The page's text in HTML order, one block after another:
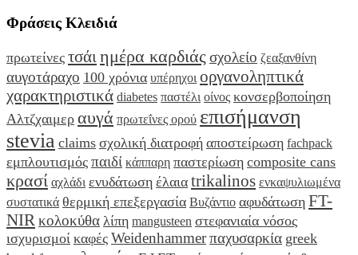
Φράσεις Κλειδιά
πρωτείνες τσάι ημέρα καρδιάς σχολείο ζεαξανθίνη
αυγοτάραχο 100 χρόνια υπέρηχοι οργανοληπτικά
χαρακτηριστικά diabetes παστέλι οίνος κονσερβοποίηση
Αλτζχαιμερ αυγά πρωτεΐνες ορού επισήμανση
stevia claims σχολική διατροφή αποστείρωση fachpack
εμπλουτισμός παιδί κάππαρη παστερίωση composite cans
κρασί αχλάδι ενυδάτωση έλαια trikalinos ενκαψυλιωμένα
συστατικά θερμική επεξεργασία Βυζάντιο αφυδάτωση FT-
NIR κολοκύθα λίπη mangusteen στεφανιαία νόσος
ισχυρισμοί καφές Weidenhammerπαχυσαρκία greek